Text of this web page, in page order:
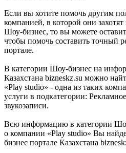
Если вы хотите помочь другим
компанией, в которой они
Шоу-бизнес, то вы можете
чтобы помочь составить точный
портале.
В категории Шоу-бизнес на
Казахстана bizneskz.su можно
«Play studio» - одна из таких
услуги в подкатегории:
звукозаписи.
Всю информацию в категории
о компании «Play studio» Вы
бизнес портале Казахстана